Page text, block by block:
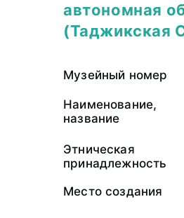
автономная
(Таджикская
Музейный номер
Наименование,
название
Этническая
принадлежность
Место создания